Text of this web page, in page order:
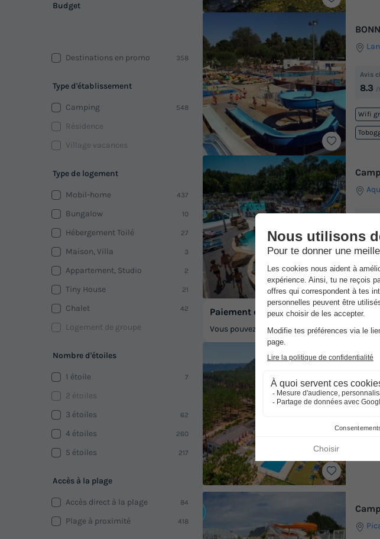
Budget
Destinations en promo 358
Type d'établissement
Camping 548
Résidence
Village vacances
Type de logement
Mobil-home 437
Bungalow 10
Hébergement Toilé 27
Maison, Villa 3
Appartement, Studio 2
Tiny House 21
Chalet 42
Logement de groupe
Nombre d'étoiles
1 étoile 7
2 étoiles
3 étoiles
62
4 étoiles 260
5 étoiles 217
Accès à la plage
Accès direct à la plage 84
Plage à proximité 418
Avis
8.3 /
Wifi
8.3 /
Avis
Paiement en 2 ou 3 fois !
Vous pouvez payer vos vacances en 2 ou 3